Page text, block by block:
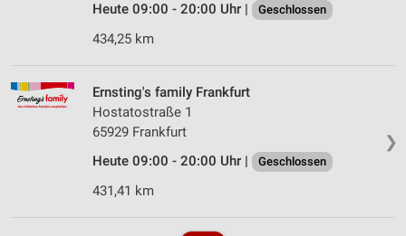
Heute 09:00 - 20:00 Uhr |
Geschlossen
434,25 km
❯
Ernsting's family Frankfurt
Hostatostraße 1
65929 Frankfurt
Heute 09:00 - 20:00 Uhr |
Geschlossen
431,41 km